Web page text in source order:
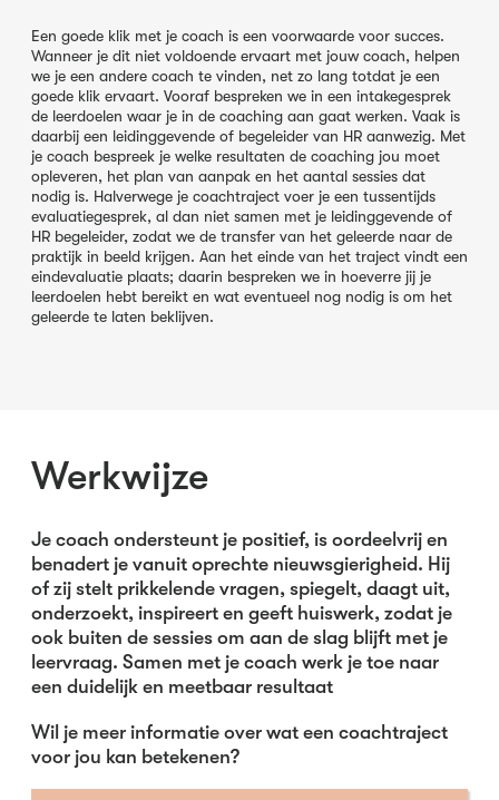
Een goede klik met je coach is een voorwaarde voor succes.
Wanneer je dit niet voldoende ervaart met jouw coach, helpen
we je een andere coach te vinden, net zo lang totdat je een
goede klik ervaart. Vooraf bespreken we in een intakegesprek
de leerdoelen waar je in de coaching aan gaat werken. Vaak is
daarbij een leidinggevende of begeleider van HR aanwezig. Met
je coach bespreek je welke resultaten de coaching jou moet
opleveren, het plan van aanpak en het aantal sessies dat
nodig is. Halverwege je coachtraject voer je een tussentijds
evaluatiegesprek, al dan niet samen met je leidinggevende of
HR begeleider, zodat we de transfer van het geleerde naar de
praktijk in beeld krijgen. Aan het einde van het traject vindt een
eindevaluatie plaats; daarin bespreken we in hoeverre jij je
leerdoelen hebt bereikt en wat eventueel nog nodig is om het
geleerde te laten beklijven.
Werkwijze
Je coach ondersteunt je positief, is oordeelvrij en
benadert je vanuit oprechte nieuwsgierigheid. Hij
of zij stelt prikkelende vragen, spiegelt, daagt uit,
onderzoekt, inspireert en geeft huiswerk, zodat je
ook buiten de sessies om aan de slag blijft met je
leervraag. Samen met je coach werk je toe naar
een duidelijk en meetbaar resultaat
Wil je meer informatie over wat een coachtraject
voor jou kan betekenen?